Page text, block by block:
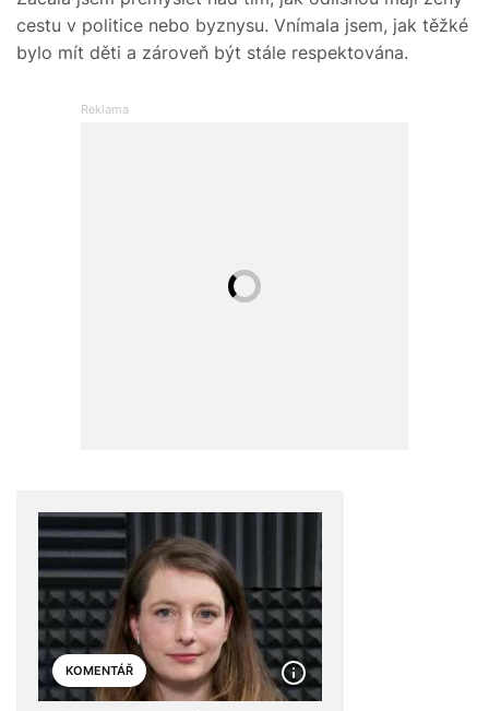
cestu v politice nebo byznysu. Vnímala jsem, jak těžké
bylo mít děti a zároveň být stále respektována.
KOMENTÁŘ